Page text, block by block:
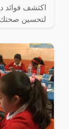
اكتشف فوائد
لتحسين